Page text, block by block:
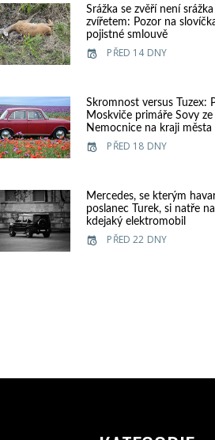
Srážka se zvěří není srážka
zvířetem: Pozor na
pojistné smlouvě
PŘED 14 DNY
Skromnost versus Tuzex:
Moskviče primáře Sovy ze
Nemocnice na kraji města
PŘED 18 DNY
Mercedes, se kterým
poslanec Turek, si natře
kdejaký elektromobil
PŘED 22 DNY